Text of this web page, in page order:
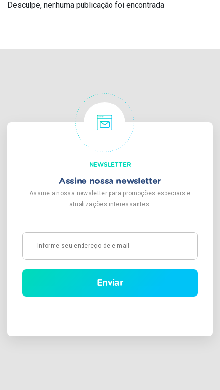
Desculpe, nenhuma publicação foi encontrada
NEWSLETTER
Assine nossa newsletter
Assine a nossa newsletter para promoções especiais e
atualizações interessantes.